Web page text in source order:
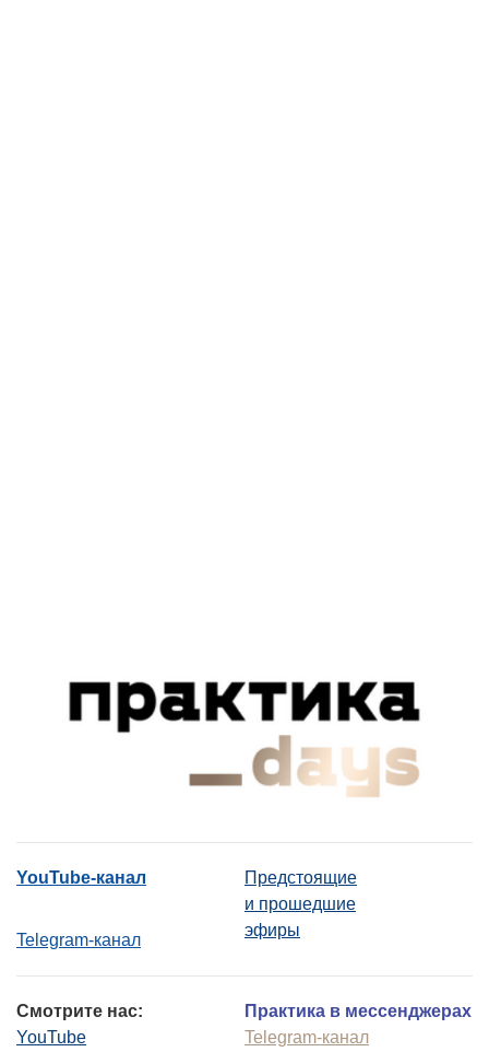
YouTube-канал
Telegram-канал
Предстоящие
и прошедшие
эфиры
Смотрите нас:
YouTube
Практика в мессенджерах
Telegram-канал